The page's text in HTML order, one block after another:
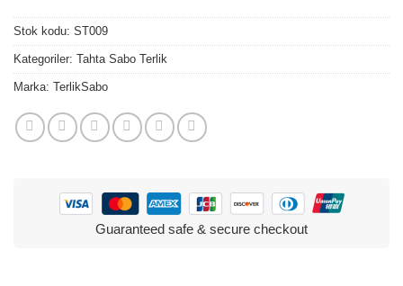
Stok kodu: ST009
Kategoriler: Tahta Sabo Terlik
Marka: TerlikSabo
Guaranteed safe & secure checkout